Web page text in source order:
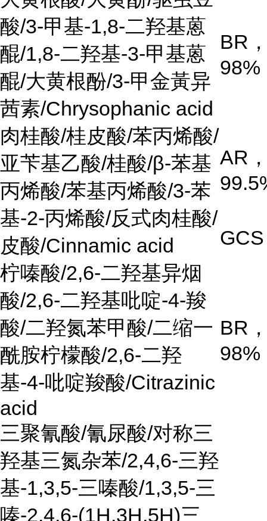
酸/3-甲基-1,8-二羟基蒽
醌/1,8-二羟基-3-甲基蒽
醌/大黄根酚/3-甲金黃异
茜素/Chrysophanic acid
BR
98%
肉桂酸/桂皮酸/苯丙烯酸/
亚苄基乙酸/桂酸/β-苯基
丙烯酸/苯基丙烯酸/3-苯
基-2-丙烯酸/反式肉桂酸/
皮酸/Cinnamic acid
AR
GCS
柠嗪酸/2,6-二羟基异烟
酸/2,6-二羟基吡啶-4-羧
酸/二羟氮苯甲酸/二缩一
酰胺柠檬酸/2,6-二羟
基-4-吡啶羧酸/Citrazinic
acid
BR
98%
三聚氰酸/氰尿酸/对称三
羟基三氮杂苯/2,4,6-三羟
基-1,3,5-三嗪酸/1,3,5-三
嗪-2,4,6-(1H,3H,5H)三